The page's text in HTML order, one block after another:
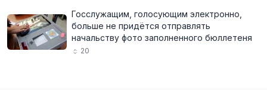
Госслужащим, голосующим электронно,
больше не придётся отправлять
начальству фото заполненного бюллетеня
20